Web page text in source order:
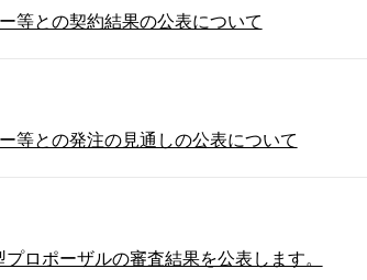
等との契約結果の公表について
等との発注の見通しの公表について
ロポーザルの審査結果を公表します。